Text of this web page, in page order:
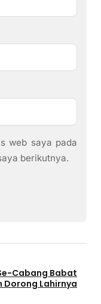
web saya pada
berikutnya.
Cabang Babat
Dorong Lahirnya